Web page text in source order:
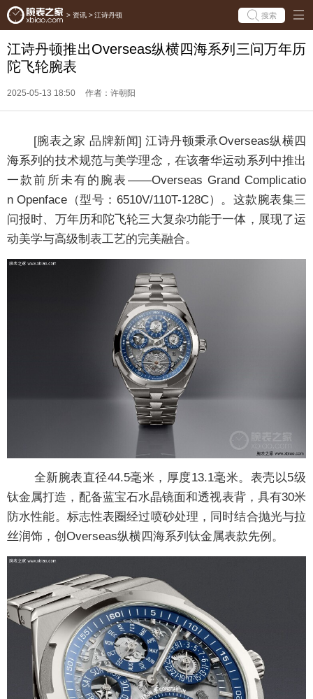
> 资讯 > 江诗丹顿 搜索
江诗丹顿推出Overseas纵横四海系列三问万年历
陀飞轮腕表
2025-05-13 18:50 作者：许朝阳
[腕表之家 品牌新闻] 江诗丹顿秉承Overseas纵横四
海系列的技术规范与美学理念，在该奢华运动系列中推出
一款前所未有的腕表——Overseas Grand Complicatio
n Openface（型号：6510V/110T-128C）。这款腕表集三
问报时、万年历和陀飞轮三大复杂功能于一体，展现了运
动美学与高级制表工艺的完美融合。
全新腕表直径44.5毫米，厚度13.1毫米。表壳以5级
钛金属打造，配备蓝宝石水晶镜面和透视表背，具有30米
防水性能。标志性表圈经过喷砂处理，同时结合抛光与拉
丝润饰，创Overseas纵横四海系列钛金属表款先例。